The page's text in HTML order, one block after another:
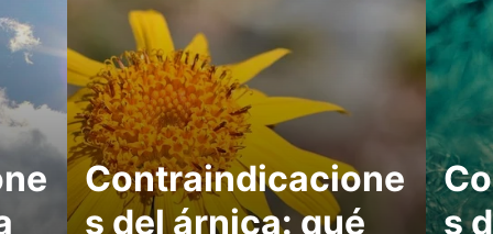
Contraindicacione
s del árnica: qué
s